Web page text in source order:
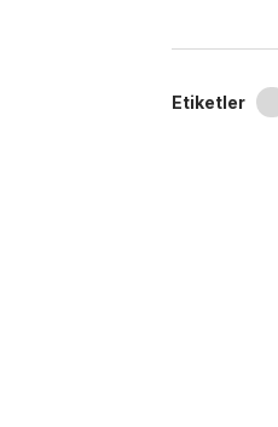
Etiketler